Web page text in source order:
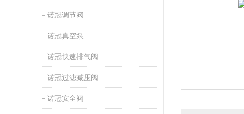
诺冠调节阀
诺冠真空泵
诺冠快速排气阀
诺冠过滤减压阀
诺冠安全阀